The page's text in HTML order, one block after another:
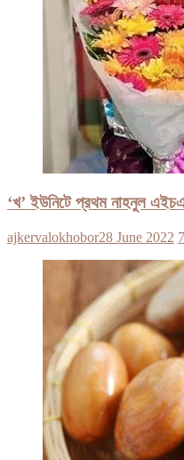
‘খ’ ইউনিটে প্রথম নাহনুল
ajkervalokhobor28 June 2022